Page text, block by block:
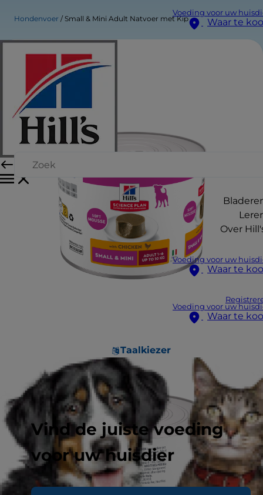
Voeding voor uw
Waar te
Over
Voeding voor uw
Waar te
Voeding voor uw
Waar te
Taalkiezer
Vind de juiste voeding
voor uw huisdier
Hondenvoer Small & Mini Adult Natvoer met Kip